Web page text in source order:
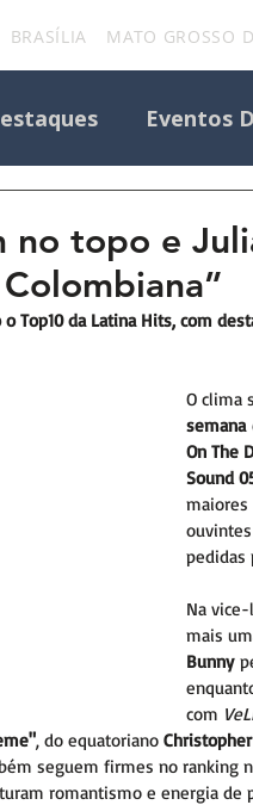
BRASÍLIA MATO GROSSO
Eventos
os Eventos
uniforcafm
no topo e
Top10 da Latina Hits, com
O clima
semana
On The
Sound
maiores
pedidas
Na
mais
Bunny
com
, do equatoriano
seguem firmes no ranking
romantismo e energia de